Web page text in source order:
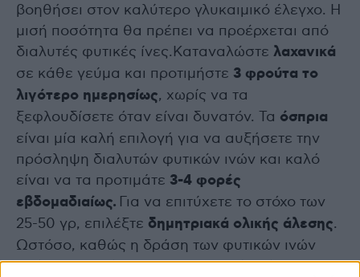
βοηθήσει στον καλύτερο γλυκαιμικό έλεγχο. Η
μισή ποσότητα θα πρέπει να προέρχεται από
διαλυτές φυτικές ίνες.Καταναλώστε λαχανικά
σε κάθε γεύμα και προτιμήστε 3 φρούτα το
λιγότερο ημερησίως, χωρίς να τα
ξεφλουδίσετε όταν είναι δυνατόν. Τα όσπρια
είναι μία καλή επιλογή για να αυξήσετε την
πρόσληψη διαλυτών φυτικών ινών και καλό
είναι να τα προτιμάτε 3-4 φορές
εβδομαδιαίως. Για να επιτύχετε το στόχο των
25-50 γρ, επιλέξτε δημητριακά ολικής άλεσης.
Ωστόσο, καθώς η δράση των φυτικών ινών
φαίνεται να είναι και προληπτική ενάντια στον